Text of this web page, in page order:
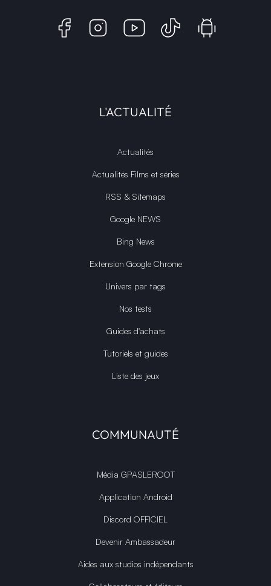
L'ACTUALITÉ
Actualités
Actualités Films et séries
RSS & Sitemaps
Google NEWS
Bing News
Extension Google Chrome
Univers par tags
Nos tests
Guides d'achats
Tutoriels et guides
Liste des jeux
COMMUNAUTÉ
Média GPASLEROOT
Application Android
Discord OFFICIEL
Devenir Ambassadeur
Aides aux studios indépendants